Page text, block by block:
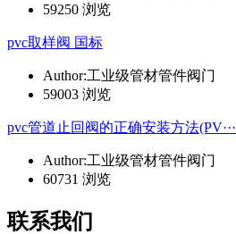
59250 浏览
pvc取样阀 国标
Author:工业级管材管件阀门
59003 浏览
pvc管道止回阀的正确安装方法(PV···
Author:工业级管材管件阀门
60731 浏览
联系我们